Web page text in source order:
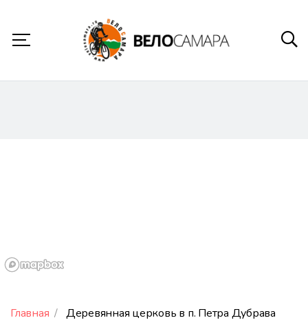
Главная Деревянная церковь в п. Петра Дубрава